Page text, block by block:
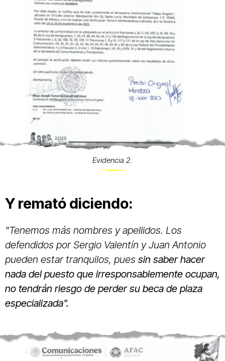
Evidencia 2.
Y remató diciendo:
"Tenemos más nombres y apellidos. Los
defendidos por Sergio Valentín y Juan Antonio
pueden estar tranquilos, pues sin saber hacer
nada del puesto que irresponsablemente ocupan,
no tendrán riesgo de perder su beca de plaza
especializada".